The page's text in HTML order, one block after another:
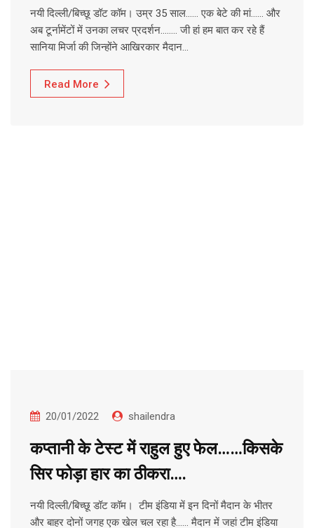
नयी दिल्ली/बिच्छू डॉट कॉम। उम्र 35 साल…… एक बेटे की मां…… और
अब टूर्नामेंटों में उनका लचर प्रदर्शन…….. जी हां हम बात कर रहे हैं
सानिया मिर्जा की जिन्होंने आखिरकार मैदान…
Read More
20/01/2022 shailendra
कप्तानी के टेस्ट में राहुल हुए फेल……किसके
सिर फोड़ा हार का ठीकरा….
नयी दिल्ली/बिच्छू डॉट कॉम। टीम इंडिया में इन दिनों मैदान के भीतर
और बाहर दोनों जगह एक खेल चल रहा है…… मैदान में जहां टीम इंडिया